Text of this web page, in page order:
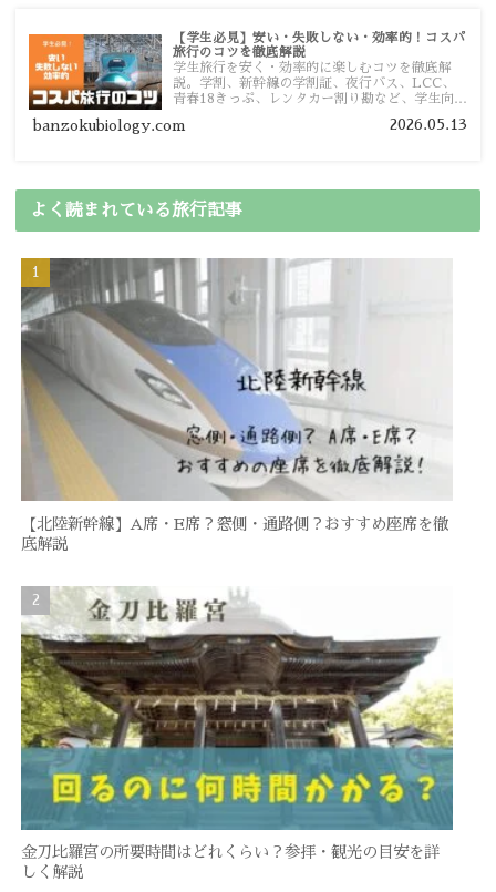
【学生必見】安い・失敗しない・効率的！コスパ
旅行のコツを徹底解説
学生旅行を安く・効率的に楽しむコツを徹底解
説。学割、新幹線の学割証、夜行バス、LCC、
青春18きっぷ、レンタカー割り勘など、学生向け
banzokubiology.com 2026.05.13
よく読まれている旅行記事
【北陸新幹線】A席・E席？窓側・通路側？おすすめ座席を徹
底解説
金刀比羅宮の所要時間はどれくらい？参拝・観光の目安を詳
しく解説